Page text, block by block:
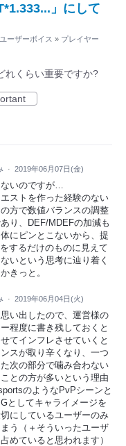
」にして
ーザーボイス » プレイヤー
れくらい重要ですか?
· 2019年06月07日(金)
いのですが…
ストを作った経験のない
方で数値バランスの調整
り、DEF/MDEFの加減も
にピンとこないから、提
するだけのものに見えて
いという思考に辿り着く
きっと。
· 2019年06月04日(火)
い出したので、運営様の
程度に書き残しておくと
てインフレさせていくと
スが取り辛くなり、一つ
次の部分で噛み合わない
との方が多いという理由
のようなPvPシーンと
としてキャライメージを
にしているユーザーのみ
う（＋そういったユーザ
めていると思われます）